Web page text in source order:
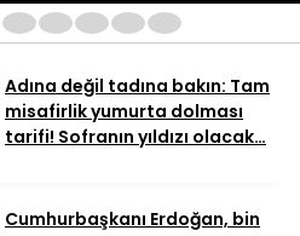
Adına değil tadına bakın: Tam
misafirlik yumurta dolması
tarifi! Sofranın yıldızı olacak…
Cumhurbaşkanı Erdoğan, bin